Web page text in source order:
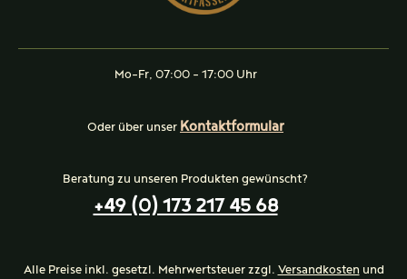
Mo-Fr, 07:00 - 17:00 Uhr
Oder über unser Kontaktformular
Beratung zu unseren Produkten gewünscht?
+49 (0) 173 217 45 68
Alle Preise inkl. gesetzl. Mehrwertsteuer zzgl. Versandkosten und